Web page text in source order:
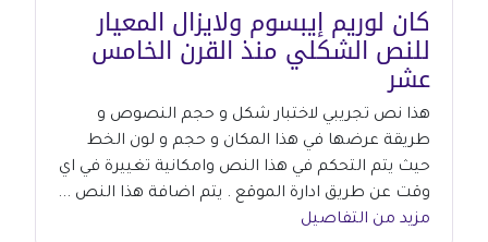
كان لوريم إيبسوم ولايزال المعيار
للنص الشكلي منذ القرن الخامس
عشر
هذا نص تجريبي لاختبار شكل و حجم النصوص و
طريقة عرضها في هذا المكان و حجم و لون الخط
حيث يتم التحكم في هذا النص وامكانية تغييرة في اي
وقت عن طريق ادارة الموقع . يتم اضافة هذا النص ...
مزيد من التفاصيل